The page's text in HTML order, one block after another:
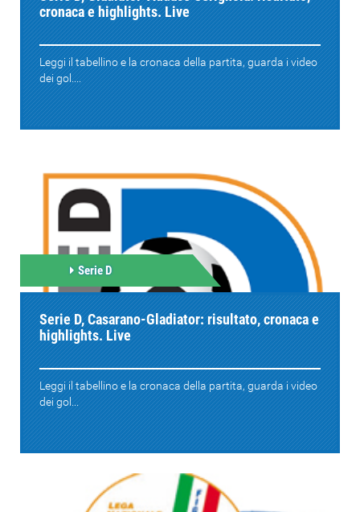
cronaca e highlights. Live
Leggi il tabellino e la cronaca della partita, guarda i video
dei gol....
Serie D
Serie D, Casarano-Gladiator: risultato, cronaca e
highlights. Live
Leggi il tabellino e la cronaca della partita, guarda i video
dei gol...